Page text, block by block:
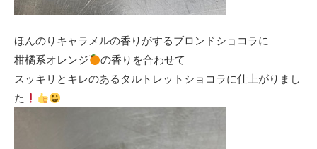
ほんのりキャラメルの香りがするブロンドショコラに
柑橘系オレンジ
の香りを合わせて
スッキリとキレのあるタルトレットショコラに仕上がりまし
た